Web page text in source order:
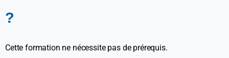
?
Cette formation ne nécessite pas de prérequis.